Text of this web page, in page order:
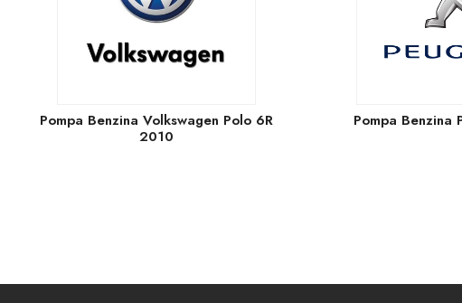
Pompa Benzina Volkswagen Polo 6R
2010
Pompa